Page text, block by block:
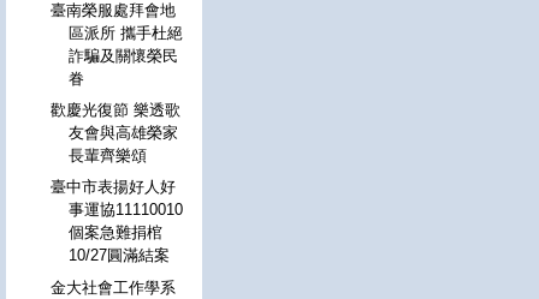
臺南榮服處拜會地
區派所 攜手杜絕
詐騙及關懷榮民
眷
歡慶光復節 樂透歌
友會與高雄榮家
長輩齊樂頌
臺中市表揚好人好
事運協11110010
個案急難捐棺
10/27圓滿結案
金大社會工作學系